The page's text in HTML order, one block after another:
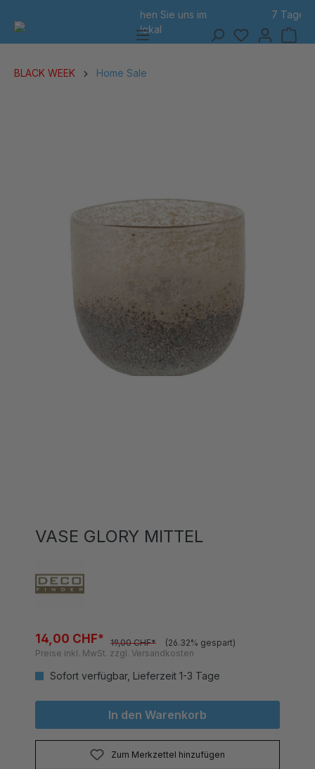
7 Tage Rückgabe
Preise inkl. MwSt. zzgl. Versandkosten
Sofort verfügbar, Lieferzeit 1-3 Tage
In den Warenkorb
Zum Merkzettel hinzufügen